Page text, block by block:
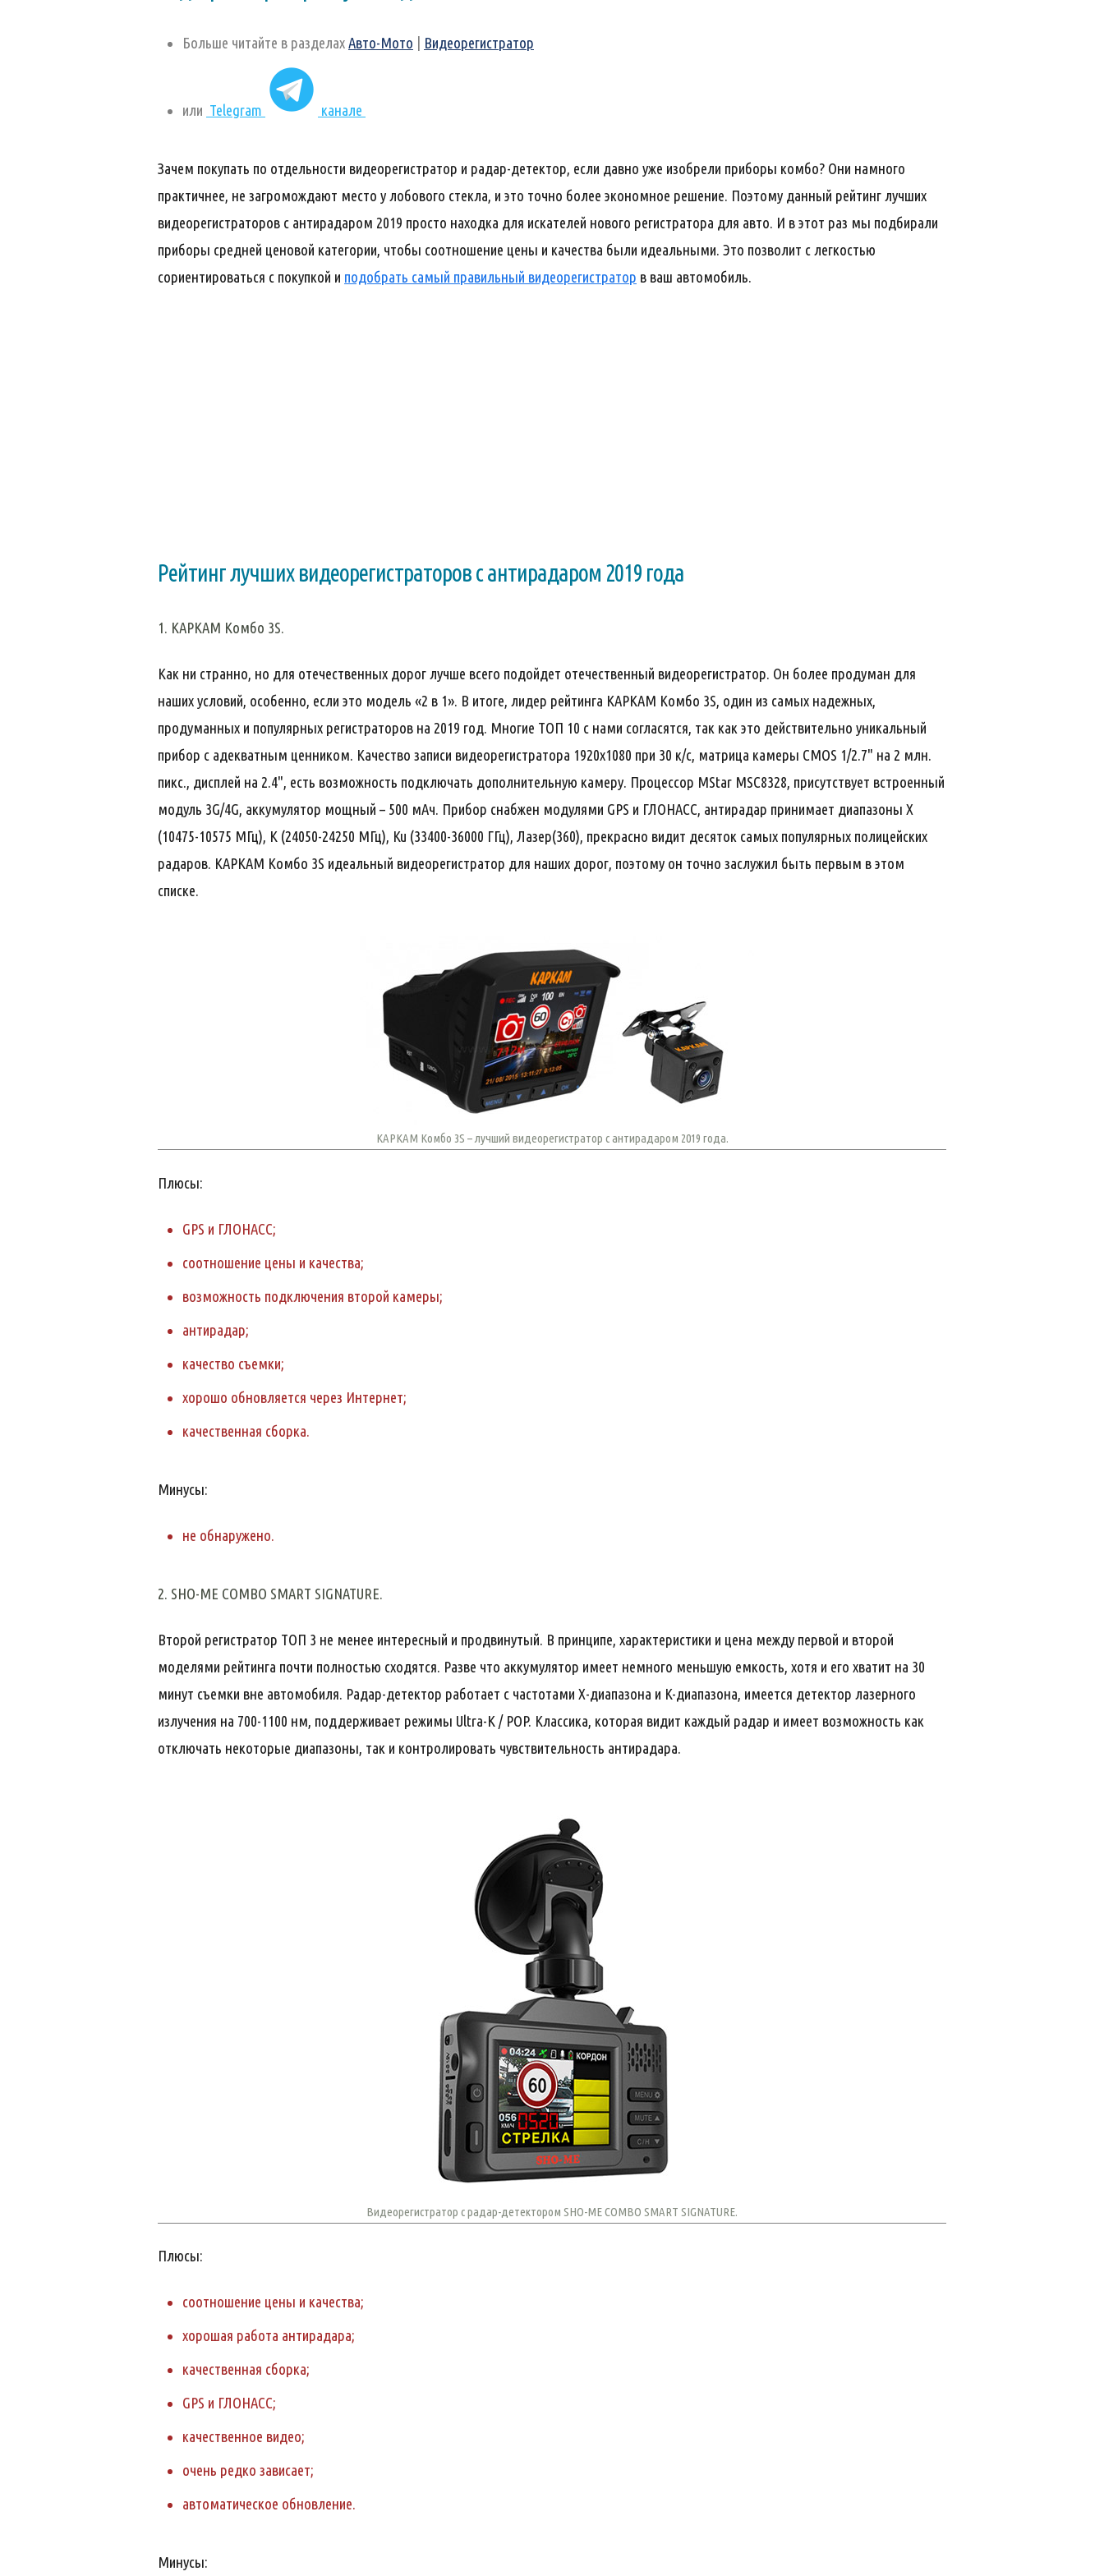
Больше читайте в разделахАвто-Мото Видеорегистратор
или Telegram канале
Зачем покупать по отдельности видеорегистратор и радар-детектор, если давно уже изобрели приборы комбо? Они намного
практичнее, не загромождают место у лобового стекла, и это точно более экономное решение. Поэтому данный рейтинг лучших
видеорегистраторов с антирадаром 2019 просто находка для искателей нового регистратора для авто. И в этот раз мы подбирали
приборы средней ценовой категории, чтобы соотношение цены и качества были идеальными. Это позволит с легкостью
сориентироваться с покупкой и подобрать самый правильный видеорегистратор в ваш автомобиль.
Рейтинг лучших видеорегистраторов с антирадаром 2019 года
1. КАРКАМ Комбо 3S.
Как ни странно, но для отечественных дорог лучше всего подойдет отечественный видеорегистратор. Он более продуман для
наших условий, особенно, если это модель «2 в 1». В итоге, лидер рейтинга КАРКАМ Комбо 3S, один из самых надежных,
продуманных и популярных регистраторов на 2019 год. Многие ТОП 10 с нами согласятся, так как это действительно уникальный
прибор с адекватным ценником. Качество записи видеорегистратора 1920х1080 при 30 к/с, матрица камеры CMOS 1/2.7" на 2 млн.
пикс., дисплей на 2.4", есть возможность подключать дополнительную камеру. Процессор MStar MSC8328, присутствует встроенный
модуль 3G/4G, аккумулятор мощный – 500 мАч. Прибор снабжен модулями GPS и ГЛОНАСС, антирадар принимает диапазоны X
(10475-10575 МГц), K (24050-24250 МГц), Ku (33400-36000 ГГц), Лазер(360), прекрасно видит десяток самых популярных полицейских
радаров. КАРКАМ Комбо 3S идеальный видеорегистратор для наших дорог, поэтому он точно заслужил быть первым в этом
списке.
КАРКАМ Комбо 3S – лучший видеорегистратор с антирадаром 2019 года.
Плюсы:
GPS и ГЛОНАСС;
соотношение цены и качества;
возможность подключения второй камеры;
антирадар;
качество съемки;
хорошо обновляется через Интернет;
качественная сборка.
Минусы:
не обнаружено.
2. SHO-ME COMBO SMART SIGNATURE.
Второй регистратор ТОП 3 не менее интересный и продвинутый. В принципе, характеристики и цена между первой и второй
моделями рейтинга почти полностью сходятся. Разве что аккумулятор имеет немного меньшую емкость, хотя и его хватит на 30
минут съемки вне автомобиля. Радар-детектор работает с частотами Х-диапазона и K-диапазона, имеется детектор лазерного
излучения на 700-1100 нм, поддерживает режимы Ultra-K / POP. Классика, которая видит каждый радар и имеет возможность как
отключать некоторые диапазоны, так и контролировать чувствительность антирадара.
Видеорегистратор с радар-детектором SHO-ME COMBO SMART SIGNATURE.
Плюсы:
соотношение цены и качества;
хорошая работа антирадара;
качественная сборка;
GPS и ГЛОНАСС;
качественное видео;
очень редко зависает;
автоматическое обновление.
Минусы: